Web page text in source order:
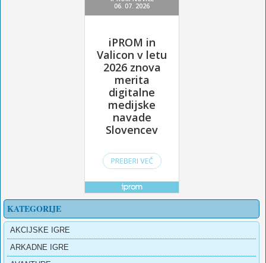
KATEGORIJE
AKCIJSKE IGRE
ARKADNE IGRE